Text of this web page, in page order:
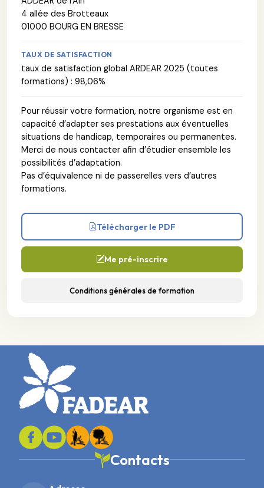
4 allée des Brotteaux
01000 BOURG EN BRESSE
TAUX DE SATISFACTION
taux de satisfaction global ARDEAR 2025 (toutes
formations) : 98,06%
Pour réussir votre formation, notre organisme est en
capacité d’adapter ses prestations aux éventuelles
situations de handicap, temporaires ou permanentes.
Merci de nous contacter afin d’étudier ensemble les
possibilités d’adaptation.
Pas d’équivalence ni de passerelles vers d’autres
formations.
Télécharger le PDF
Me pré-inscrire
Conditions générales de formation
Contacts